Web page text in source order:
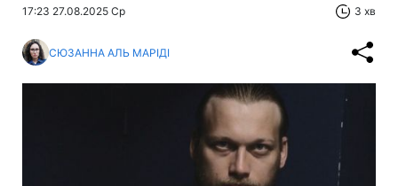
17:23 27.08.2025 Ср 3 хв
СЮЗАННА АЛЬ МАРІДІ